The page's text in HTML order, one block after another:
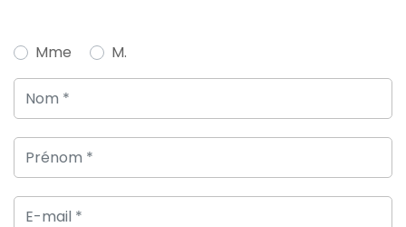
Mme M.